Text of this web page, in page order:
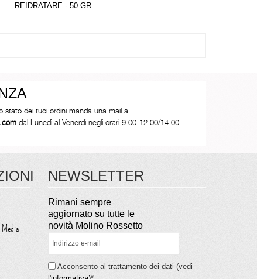
REIDRATARE - 50 GR
stato dei tuoi ordini manda una mail a
dal Lunedì al Venerdì negli orari 9.00-12.00/14.00-
NEWSLETTER
Rimani sempre
aggiornato su tutte le
novità Molino Rossetto
Acconsento al trattamento dei dati (vedi